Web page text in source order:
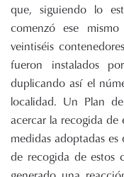
que, siguiendo lo
comenzó ese
veintiséis
fueron instalados
duplicando así el
localidad. Un Plan
acercar la recogida
medidas adoptadas
de recogida de estos